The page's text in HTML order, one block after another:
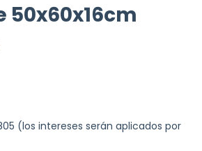
50x60x16cm
(los intereses serán aplicados por